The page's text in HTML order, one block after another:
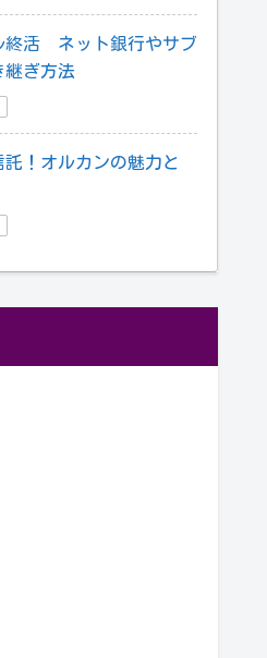
終活 ネット銀行やサブ
継ぎ方法
！オルカンの魅力と